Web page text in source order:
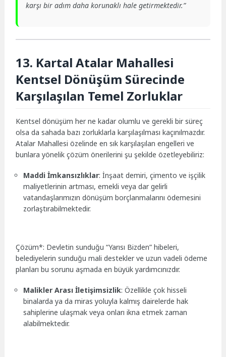
karşı bir adım daha korunaklı hale getirmektedir.”
13. Kartal Atalar Mahallesi
Kentsel Dönüşüm Sürecinde
Karşılaşılan Temel Zorluklar
Kentsel dönüşüm her ne kadar olumlu ve gerekli bir süreç
olsa da sahada bazı zorluklarla karşılaşılması kaçınılmazdır.
Atalar Mahallesi özelinde en sık karşılaşılan engelleri ve
bunlara yönelik çözüm önerilerini şu şekilde özetleyebiliriz:
Maddi İmkansızlıklar: İnşaat demiri, çimento ve işçilik
maliyetlerinin artması, emekli veya dar gelirli
vatandaşlarımızın dönüşüm borçlanmalarını ödemesini
zorlaştırabilmektedir.
Çözüm*: Devletin sunduğu “Yarısı Bizden” hibeleri,
belediyelerin sunduğu mali destekler ve uzun vadeli ödeme
planları bu sorunu aşmada en büyük yardımcınızdır.
Malikler Arası İletişimsizlik: Özellikle çok hisseli
binalarda ya da miras yoluyla kalmış dairelerde hak
sahiplerine ulaşmak veya onları ikna etmek zaman
alabilmektedir.